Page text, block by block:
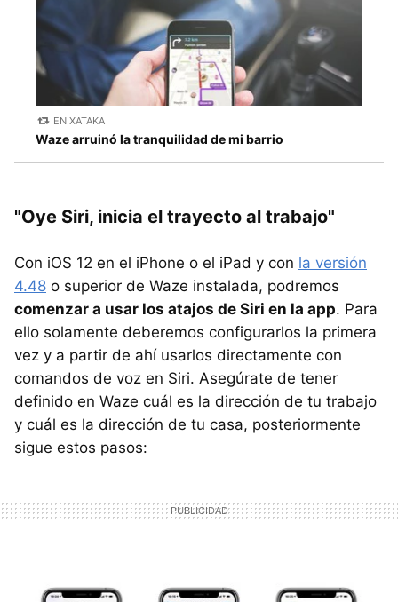
EN XATAKA
Waze arruinó la tranquilidad de mi barrio
"Oye Siri, inicia el trayecto al trabajo"
Con iOS 12 en el iPhone o el iPad y con la versión
4.48 o superior de Waze instalada, podremos
comenzar a usar los atajos de Siri en la app. Para
ello solamente deberemos configurarlos la primera
vez y a partir de ahí usarlos directamente con
comandos de voz en Siri. Asegúrate de tener
definido en Waze cuál es la dirección de tu trabajo
y cuál es la dirección de tu casa, posteriormente
sigue estos pasos: